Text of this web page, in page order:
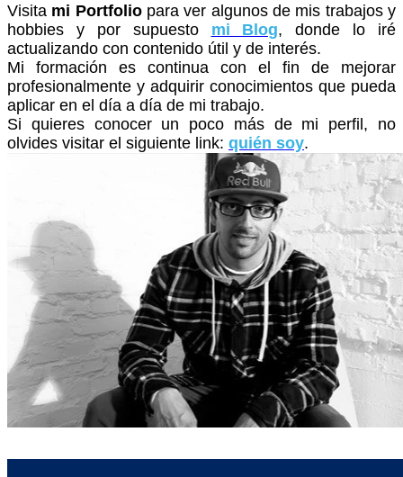
Visita mi Portfoliopara ver algunos de mis trabajos y
hobbies y por supuesto mi Blog, donde lo iré
actualizando con contenido útil y de interés.
Mi formación es continua con el fin de mejorar
profesionalmente y adquirir conocimientos que pueda
aplicar en el día a día de mi trabajo.
Si quieres conocer un poco más de mi perfil, no
olvides visitar el siguiente link: quién soy.